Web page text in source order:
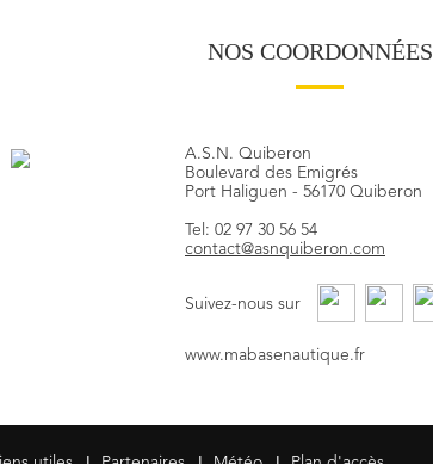
NOS COORDONNÉES
A.S.N. Quiberon
Boulevard des Emigrés
Port Haliguen - 56170 Quiberon
Tel: 02 97 30 56 54
contact@asnquiberon.com
Suivez-nous sur
www.mabasenautique.fr